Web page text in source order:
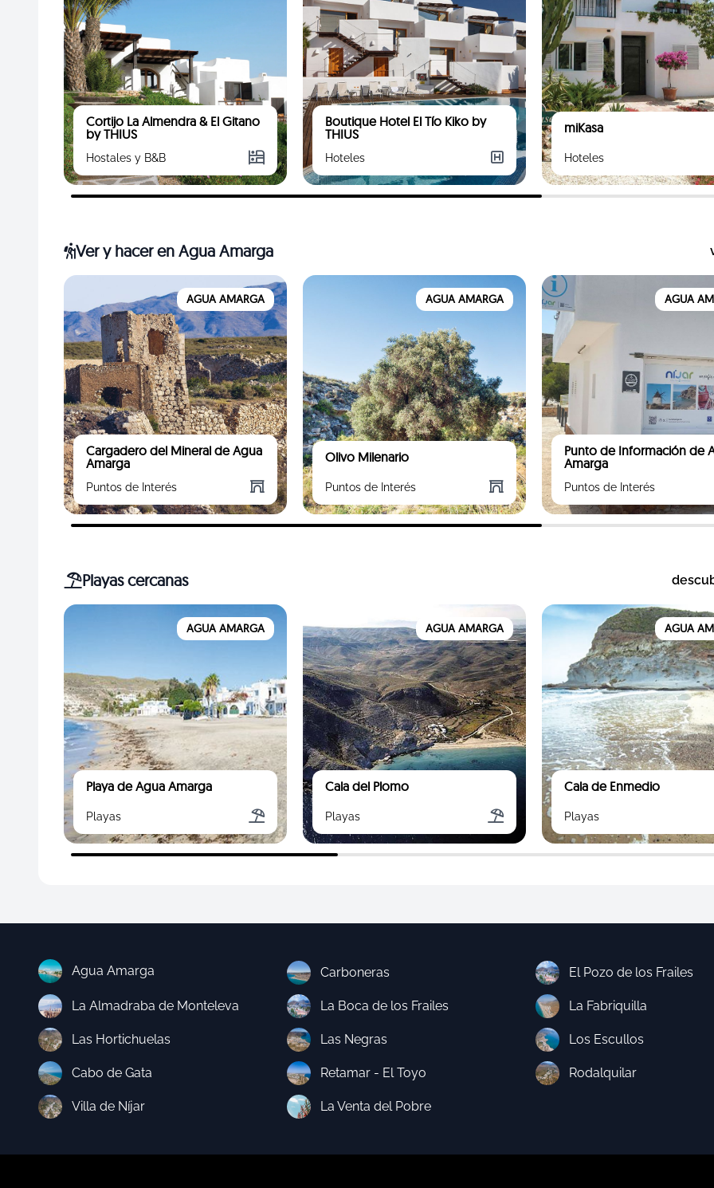
Cortijo La Almendra & El Gitano
by THIUS
Hostales y B&B
Boutique Hotel El Tío Kiko by
THIUS
Hoteles
miKasa
Hoteles
Ver y haceren Agua Amarga
AGUA AMARGA
Cargadero del Mineral de Agua
Amarga
Puntos de Interés
AGUA AMARGA
Olivo Milenario
Puntos de Interés
AGUA
Punto de Información de
Amarga
Puntos de Interés
Playas cercanas
AGUA AMARGA
Playa de Agua Amarga
Playas
AGUA AMARGA
Cala del Plomo
Playas
AGUA
Cala de Enmedio
Playas
Agua Amarga Carboneras El Pozo de los Frailes
La Almadraba de Monteleva La Boca de los Frailes La Fabriquilla
Las Hortichuelas Las Negras Los Escullos
Cabo de Gata Retamar - El Toyo Rodalquilar
Villa de Níjar La Venta del Pobre